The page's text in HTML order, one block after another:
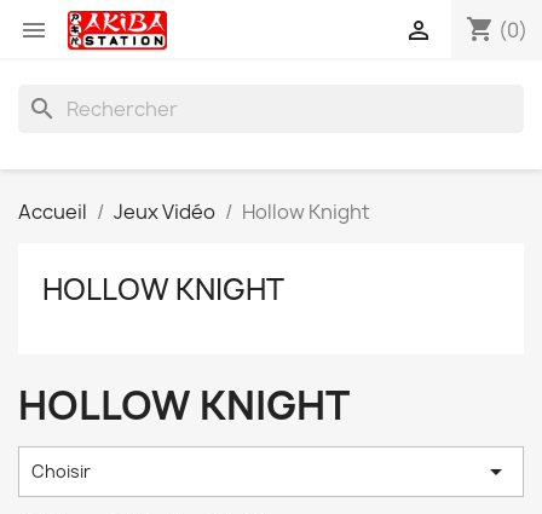
 shopping_cart (0)

search
Accueil Jeux Vidéo Hollow Knight
HOLLOW KNIGHT
HOLLOW KNIGHT
Choisir 